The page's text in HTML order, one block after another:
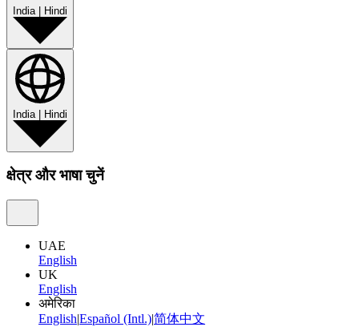
India Hindi
India Hindi
क्षेत्र और भाषा चुनें
UAE
English
UK
English
अमेरिका
English|Español (Intl.)|简体中文